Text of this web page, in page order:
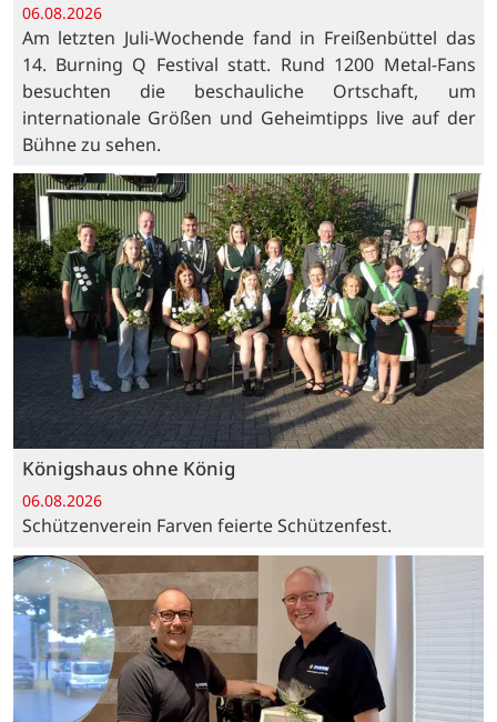
06.08.2026
Am letzten Juli-Wochende fand in Freißenbüttel das
14. Burning Q Festival statt. Rund 1200 Metal-Fans
besuchten die beschauliche Ortschaft, um
internationale Größen und Geheimtipps live auf der
Bühne zu sehen.
Königshaus ohne König
06.08.2026
Schützenverein Farven feierte Schützenfest.